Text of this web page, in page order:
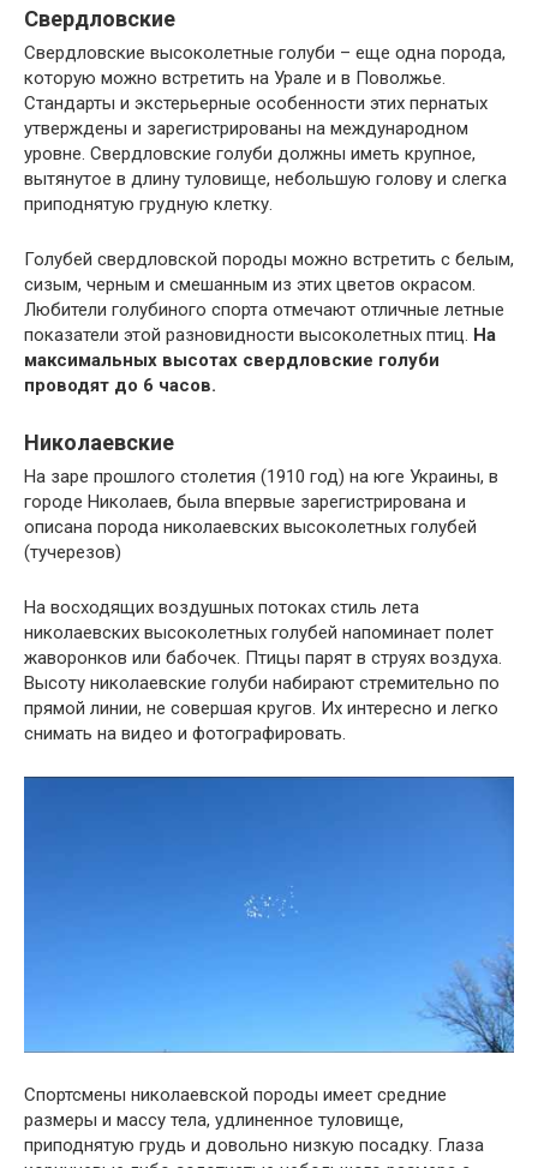
Свердловские
Свердловские высоколетные голуби – еще одна порода,
которую можно встретить на Урале и в Поволжье.
Стандарты и экстерьерные особенности этих пернатых
утверждены и зарегистрированы на международном
уровне. Свердловские голуби должны иметь крупное,
вытянутое в длину туловище, небольшую голову и слегка
приподнятую грудную клетку.
Голубей свердловской породы можно встретить с белым,
сизым, черным и смешанным из этих цветов окрасом.
Любители голубиного спорта отмечают отличные летные
показатели этой разновидности высоколетных птиц. На
максимальных высотах свердловские голуби
проводят до 6 часов.
Николаевские
На заре прошлого столетия (1910 год) на юге Украины, в
городе Николаев, была впервые зарегистрирована и
описана порода николаевских высоколетных голубей
(тучерезов)
На восходящих воздушных потоках стиль лета
николаевских высоколетных голубей напоминает полет
жаворонков или бабочек. Птицы парят в струях воздуха.
Высоту николаевские голуби набирают стремительно по
прямой линии, не совершая кругов. Их интересно и легко
снимать на видео и фотографировать.
Спортсмены николаевской породы имеет средние
размеры и массу тела, удлиненное туловище,
приподнятую грудь и довольно низкую посадку. Глаза